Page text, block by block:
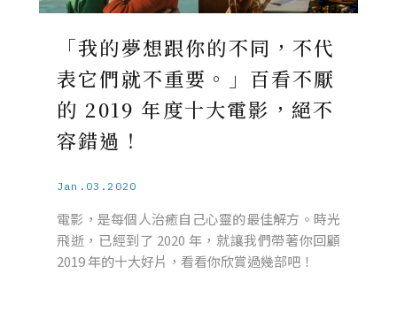
「我的夢想跟你的不同，不代
表它們就不重要。」百看不厭
的 2019 年度十大電影，絕不
容錯過！
Jan.03.2020
電影，是每個人治癒自己心靈的最佳解方。時光
飛逝，已經到了 2020 年，就讓我們帶著你回顧
2019 年的十大好片，看看你欣賞過幾部吧！